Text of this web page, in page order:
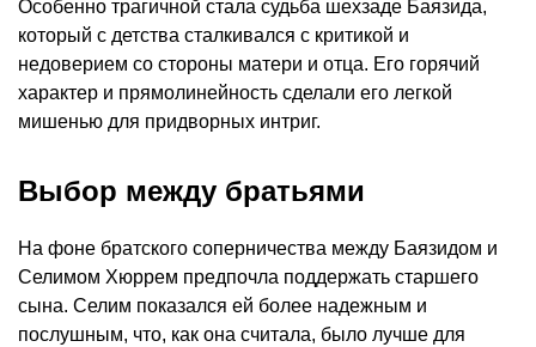
Особенно трагичной стала судьба шехзаде Баязида,
который с детства сталкивался с критикой и
недоверием со стороны матери и отца. Его горячий
характер и прямолинейность сделали его легкой
мишенью для придворных интриг.
Выбор между братьями
На фоне братского соперничества между Баязидом и
Селимом Хюррем предпочла поддержать старшего
сына. Селим показался ей более надежным и
послушным, что, как она считала, было лучше для